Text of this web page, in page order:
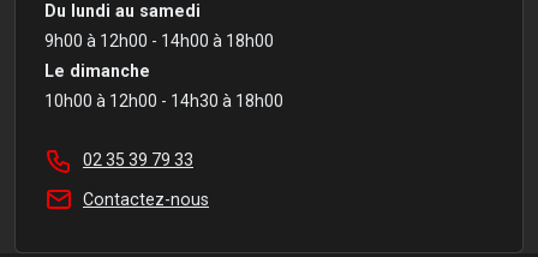
Du lundi au samedi
9h00 à 12h00 - 14h00 à 18h00
Le dimanche
10h00 à 12h00 - 14h30 à 18h00
02 35 39 79 33
Contactez-nous